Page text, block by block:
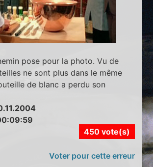
pose pour la photo. Vu de
ne sont plus dans le même
de blanc a perdu son
450 vote(s)
Voter pour cette erreur